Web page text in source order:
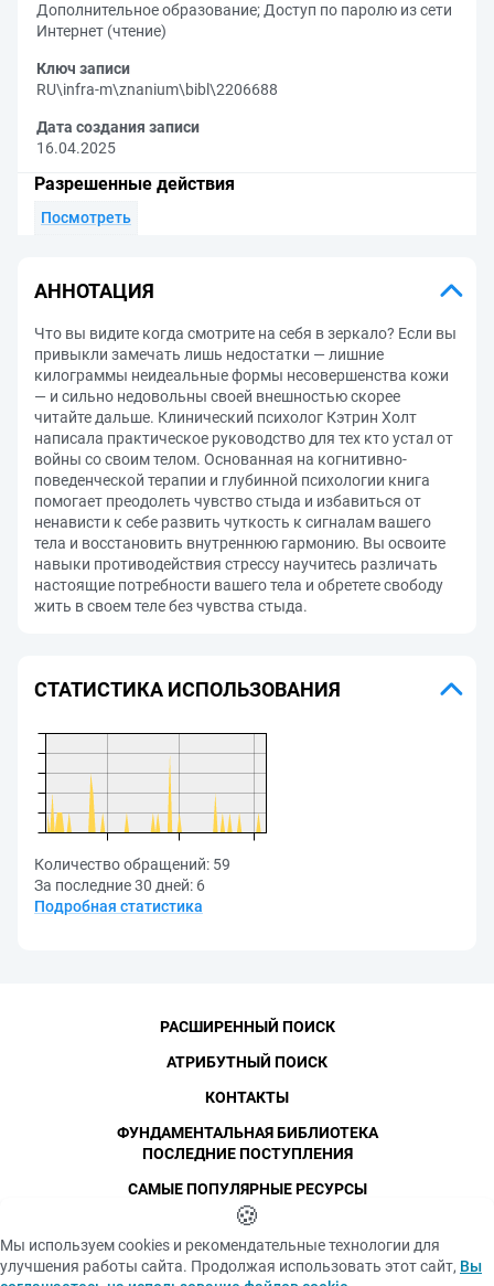
Дополнительное образование; Доступ по паролю из сети
Интернет (чтение)
Ключ записи
RU\infra-m\znanium\bibl\2206688
Дата создания записи
16.04.2025
Разрешенные действия
Посмотреть
АННОТАЦИЯ
Что вы видите когда смотрите на себя в зеркало? Если вы
привыкли замечать лишь недостатки — лишние
килограммы неидеальные формы несовершенства кожи
— и сильно недовольны своей внешностью скорее
читайте дальше. Клинический психолог Кэтрин Холт
написала практическое руководство для тех кто устал от
войны со своим телом. Основанная на когнитивно-
поведенческой терапии и глубинной психологии книга
помогает преодолеть чувство стыда и избавиться от
ненависти к себе развить чуткость к сигналам вашего
тела и восстановить внутреннюю гармонию. Вы освоите
навыки противодействия стрессу научитесь различать
настоящие потребности вашего тела и обретете свободу
жить в своем теле без чувства стыда.
СТАТИСТИКА ИСПОЛЬЗОВАНИЯ
Количество обращений: 59
За последние 30 дней: 6
Подробная статистика
СПбПУ, 1996-2026
Авторские права и персональные данные
Фотографии размещены с согласия
изображённых лиц в соответствии
Политика конфиденциальности
РАСШИРЕННЫЙ ПОИСК
АТРИБУТНЫЙ ПОИСК
КОНТАКТЫ
ФУНДАМЕНТАЛЬНАЯ БИБЛИОТЕКА
ПОСЛЕДНИЕ ПОСТУПЛЕНИЯ
САМЫЕ ПОПУЛЯРНЫЕ РЕСУРСЫ
🍪
Мы используем cookies и рекомендательные технологии для
улучшения работы сайта. Продолжая использовать этот сайт, Вы